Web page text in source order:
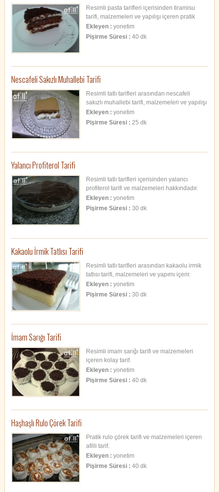
Resimli pasta tarifleri içerisinden tiramisu
tarifi, malzemeleri ve yapılışı içeren pratik
tarif.
Ekleyen : yonetim
Pişirme Süresi : 40 dk
Nescafeli Sakızlı Muhallebi Tarifi
Resimli tatlı tarifleri arasından nescafeli
sakızlı muhallebi tarifi, malzemeleri ve yapılışı
hakkında bilgiler.
Ekleyen : yonetim
Pişirme Süresi : 25 dk
Yalancı Profiterol Tarifi
Resimli tatlı tarifleri içerisinden yalancı
profiterol tarifi ve malzemeleri hakkındadır.
Ekleyen : yonetim
Pişirme Süresi : 30 dk
Kakaolu İrmik Tatlısı Tarifi
Resimli tatlı tarifleri arasından kakaolu irmik
tatlısı tarifi, malzemeleri ve yapımı içerir.
Ekleyen : yonetim
Pişirme Süresi : 30 dk
İmam Sarığı Tarifi
Resimli imam sarığı tarifi ve malzemeleri
içeren kolay tarif.
Ekleyen : yonetim
Pişirme Süresi : 40 dk
Haşhaşlı Rulo Çörek Tarifi
Pratik rulo çörek tarifi ve malzemeleri içeren
afilli tarif.
Ekleyen : yonetim
Pişirme Süresi : 40 dk